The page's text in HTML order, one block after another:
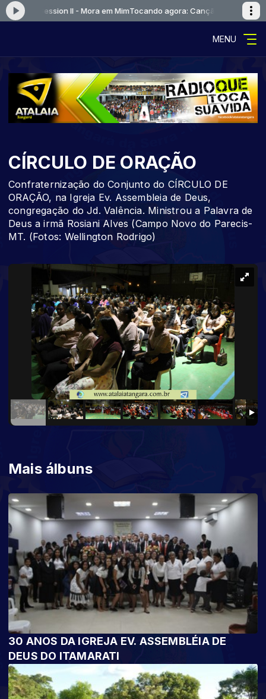
Live Session II - Mora em MimTocando agora: Canção e Louvor - Live
MENU
CÍRCULO DE ORAÇÃO
Confraternização do Conjunto do CÍRCULO DE
ORAÇÃO, na Igreja Ev. Assembleia de Deus,
congregação do Jd. Valência. Ministrou a Palavra de
Deus a irmã Rosiani Alves (Campo Novo do Parecis-
MT. (Fotos: Wellington Rodrigo)
Mais álbuns
30 ANOS DA IGREJA EV. ASSEMBLÉIA DE
DEUS DO ITAMARATI